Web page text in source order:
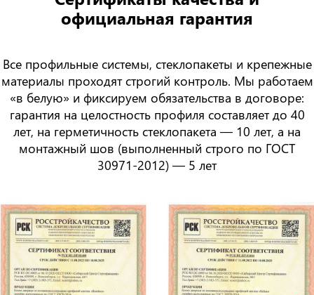
официальная гарантия
Все профильные системы, стеклопакеты и крепежные
материалы проходят строгий контроль. Мы работаем
«в белую» и фиксируем обязательства в договоре:
гарантия на целостность профиля составляетдо 40
лет, на герметичность стеклопакета — 10 лет, а на
монтажный шов (выполненный строго по ГОСТ
30971-2012) — 5 лет